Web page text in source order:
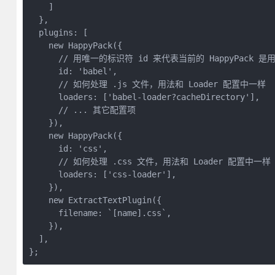
    ]
  },
  plugins: [
    new HappyPack({
// 用唯一的标识符 id 来代表当前的 HappyPack 是
      id: 'babel',
      // 如何处理 .js 文件，用法和 Loader 配置中一样
      loaders: ['babel-loader?cacheDirectory'],
      // ... 其它配置项
    }),
    new HappyPack({
      id: 'css',
      // 如何处理 .css 文件，用法和 Loader 配置中一样
      loaders: ['css-loader'],
    }),
    new ExtractTextPlugin({
      filename: `[name].css`,
    }),
  ],
};